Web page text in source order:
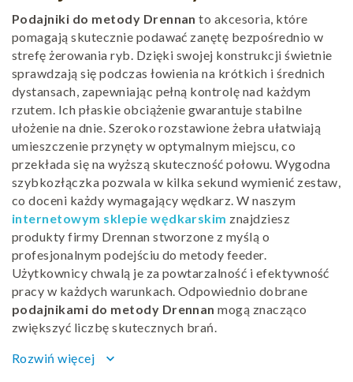
Podajniki do metody Drennan to akcesoria, które
pomagają skutecznie podawać zanętę bezpośrednio w
strefę żerowania ryb. Dzięki swojej konstrukcji świetnie
sprawdzają się podczas łowienia na krótkich i średnich
dystansach, zapewniając pełną kontrolę nad każdym
rzutem. Ich płaskie obciążenie gwarantuje stabilne
ułożenie na dnie. Szeroko rozstawione żebra ułatwiają
umieszczenie przynęty w optymalnym miejscu, co
przekłada się na wyższą skuteczność połowu. Wygodna
szybkozłączka pozwala w kilka sekund wymienić zestaw,
co doceni każdy wymagający wędkarz. W naszym
internetowym sklepie wędkarskim znajdziesz
produkty firmy Drennan stworzone z myślą o
profesjonalnym podejściu do metody feeder.
Użytkownicy chwalą je za powtarzalność i efektywność
pracy w każdych warunkach. Odpowiednio dobrane
podajnikami do metody Drennan mogą znacząco
zwiększyć liczbę skutecznych brań.
Podajnik Drennan do
Rozwiń więcej keyboard_arrow_down